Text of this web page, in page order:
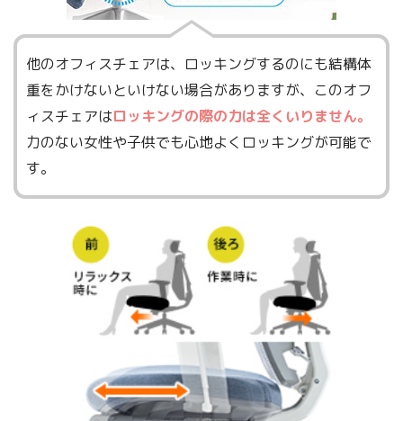
他のオフィスチェアは、ロッキングするのにも結構体
重をかけないといけない場合がありますが、このオフ
ィスチェアはロッキングの際の力は全くいりません。
力のない女性や子供でも心地よくロッキングが可能で
す。